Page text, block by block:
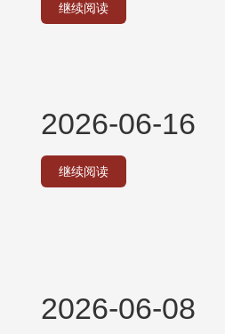
继续阅读
2026-06-16
继续阅读
2026-06-08